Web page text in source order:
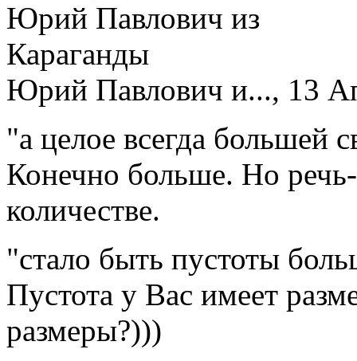
Юрий Павлович и..., 13
"а целое всегда большей
Конечно больше. Но речь-
количестве.
"стало быть пустоты
Пустота у Вас имеет
размеры?)))